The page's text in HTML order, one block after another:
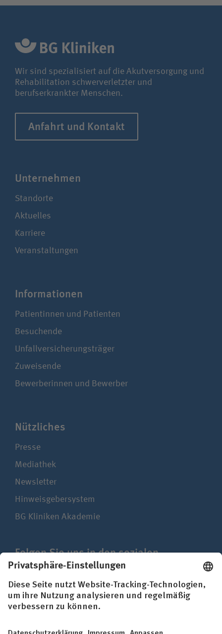
Wir sind spezialisiert auf die Akutversorgung und
Rehabilitation schwerverletzter und
berufserkrankter Menschen.
Anfahrt und Kontakt
Unter­nehmen
Standorte
Aktuelles
Karriere
Veranstaltungen
Infor­ma­tionen
Patientinnen und Patienten
Besuchende
Unfallversicherungsträger
Zuweisende
Bewerberinnen und Bewerber
Nützliches
Presse
Mediathek
Newsletter
Hinweisgebersystem
BG Kliniken Akademie
Folgen Sie uns in den sozialen
Netzwerken